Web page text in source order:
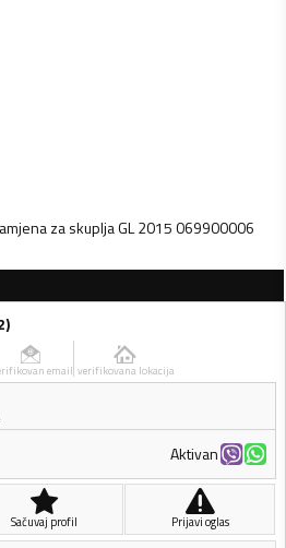
za skuplja GL 2015 069900006
)
email verifikovana lokacija
Aktivan
Sačuvaj profil Prijavi oglas